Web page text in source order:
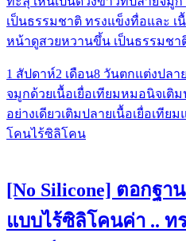
เป็นธรรมชาติ ทรงแข็งทื่อและ เ
หน้าดูสวยหวานขึ้น เป็นธรรมชา
1 สัปดาห์2 เดือน8 วันตกแต่งปลาย
จมูกด้วยเนื้อเยื่อเทียมหมอนิจเติ
อย่างเดียวเติมปลายเนื้อเยื่อเทียม
โคนไร้ซิลิโคน
[No Silicone] ตอกฐา
แบบไร้ซิลิโคนค่า .. ท